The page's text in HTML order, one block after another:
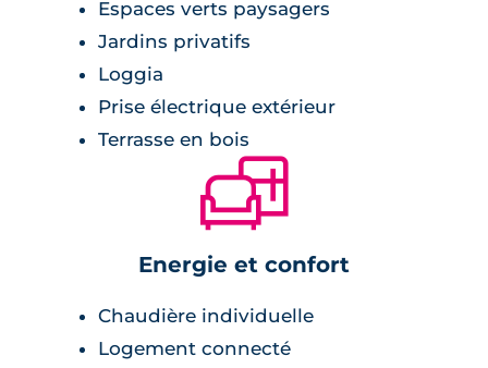
Espaces verts paysagers
Jardins privatifs
Loggia
Prise électrique extérieur
Terrasse en bois
🛋
Energie et confort
Chaudière individuelle
Logement connecté